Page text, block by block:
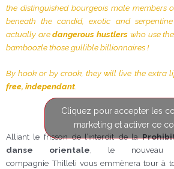
the distinguished bourgeois male members
beneath the candid, exotic and
actually aredangerous hustlers who use
bamboozle those gullible billionnaires !
By hook or by crook, they will live the extra
free, independant.
Cliquez pour accepter les
marketing et activer ce
Alliant le frisson de l’interdit de la
danse orientale, le nouveau
compagnie Thilleli vous emmènera tour à